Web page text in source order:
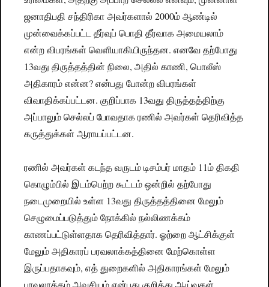
ஜனாதிபதி சந்திரிகா அவர்களால் 2000ம் ஆண்டில்
முன்வைக்கப்பட்ட தீர்வுப் பொதி தீர்வாக அமையலாம்
என்ற விபரங்கள் வெளியாகியிருந்தன. எனவே தற்போது
13வது திருத்தத்தின் நிலை, அதில் காணி, பொலீஸ்
அதிகாரம் என்ன? என்பது போன்ற விபரங்கள்
விவாதிக்கப்பட்டன. குறிப்பாக 13வது திருத்தத்திற்கு
அப்பாலும் செல்லப் போவதாக ரணில் அவர்கள் தெரிவித்த
கருத்துக்கள் ஆராயப்பட்டன.
ரணில் அவர்கள் கடந்த வருடம் டிசம்பர் மாதம் 11ம் திகதி
கொழும்பில் இடம்பெற்ற கூட்டம் ஒன்றில் தற்போது
நடைமுறையில் உள்ள 13வது திருத்தத்தினை மேலும்
செழுமைப்படுத்தும் நோக்கில் நல்லிணக்கம்
காணப்பட்டுள்ளதாக தெரிவித்தார். ஓற்றை ஆட்சிக்குள்
மேலும் அதிகாரப் பரவலாக்கத்தினை மேற்கொள்ள
இருப்பதாகவும், எத் துறைகளில் அதிகாரங்கள் மேலும்